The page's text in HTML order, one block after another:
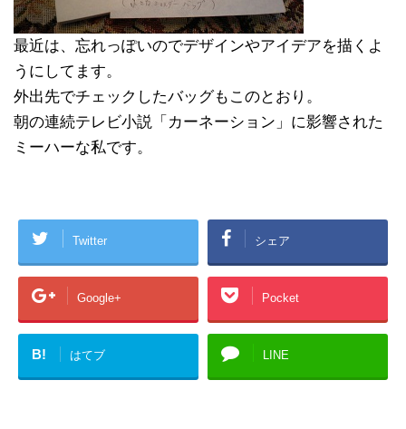
最近は、忘れっぽいのでデザインやアイデアを描くよ
うにしてます。
外出先でチェックしたバッグもこのとおり。
朝の連続テレビ小説「カーネーション」に影響された
ミーハーな私です。
Twitter シェア
Google+ Pocket
B! はてブ LINE